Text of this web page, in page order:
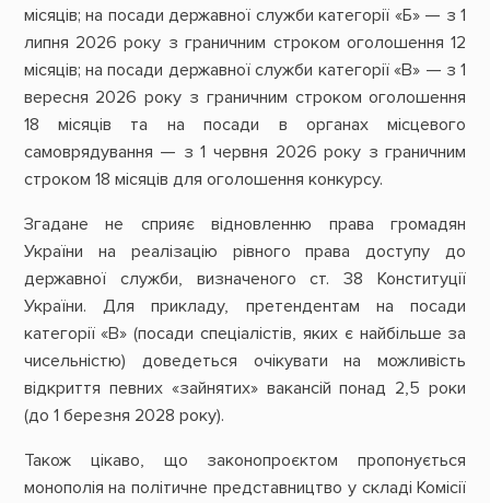
місяців; на посади державної служби категорії «Б» — з 1
липня 2026 року з граничним строком оголошення 12
місяців; на посади державної служби категорії «В» — з 1
вересня 2026 року з граничним строком оголошення
18 місяців та на посади в органах місцевого
самоврядування — з 1 червня 2026 року з граничним
строком 18 місяців для оголошення конкурсу.
Згадане не сприяє відновленню права громадян
України на реалізацію рівного права доступу до
державної служби, визначеного ст. 38 Конституції
України. Для прикладу, претендентам на посади
категорії «В» (посади спеціалістів, яких є найбільше за
чисельністю) доведеться очікувати на можливість
відкриття певних «зайнятих» вакансій понад 2,5 роки
(до 1 березня 2028 року).
Також цікаво, що законопроєктом пропонується
монополія на політичне представництво у складі Комісії